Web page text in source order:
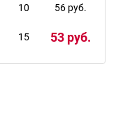
10 56 руб.
15 53 руб.